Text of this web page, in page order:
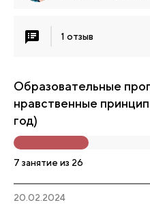
1 отзыв
Образовательные
нравственные
год)
7 занятие из 26
20.02.2024